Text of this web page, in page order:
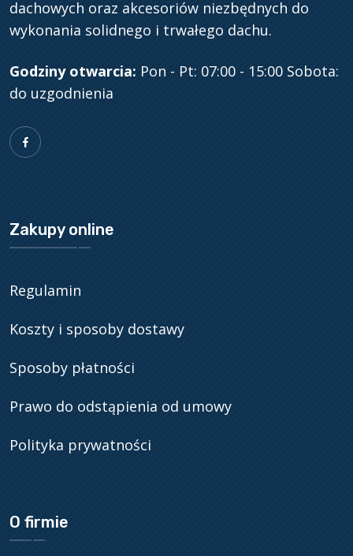
dachowych oraz akcesoriów niezbędnych do
wykonania solidnego i trwałego dachu.
Godziny otwarcia: Pon - Pt: 07:00 - 15:00 Sobota:
do uzgodnienia
Zakupy online
Regulamin
Koszty i sposoby dostawy
Sposoby płatności
Prawo do odstąpienia od umowy
Polityka prywatności
O firmie